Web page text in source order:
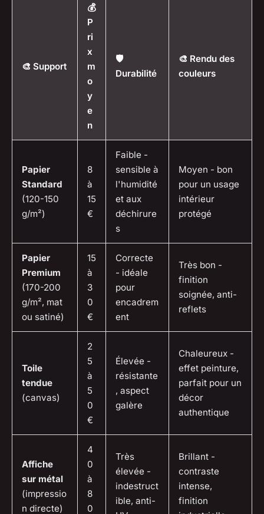
🎨 Support
💰
P
ri
x
m
o
y
e
n
🛡️
Durabilité
🎨 Rendu des
couleurs
Papier
Standard
(120-150
g/m²)
8
à
15
€
Faible -
sensible à
l'humidité
et aux
déchirure
s
Moyen - bon
pour un usage
intérieur
protégé
Papier
Premium
(170-200
g/m², mat
ou satiné)
15
à
3
0
€
Correcte
- idéale
pour
encadrem
ent
Très bon -
finition
soignée, anti-
reflets
Toile
tendue
(canvas)
2
5
à
5
0
€
Élevée -
résistante
, aspect
galère
Chaleureux -
effet peinture,
parfait pour un
décor
authentique
Affiche
sur métal
(impressio
n directe)
4
0
à
8
0
Très
élevée -
indestruct
ible, anti-
Brillant -
contraste
intense,
finition